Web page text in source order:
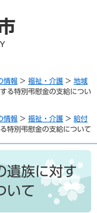
情報 > 福祉・介護 > 地域
る特別弔慰金の支給につい
情報 > 福祉・介護 > 給付
特別弔慰金の支給について
遺族に対す
いて